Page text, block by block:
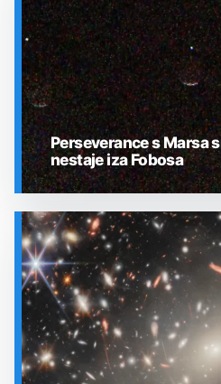
SVEMIR
Perseverance s Marsa
nestaje iza Fobosa